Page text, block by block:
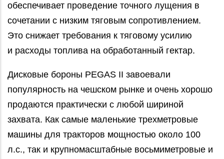
обеспечивает проведение точного лущения в
сочетании с низким тяговым сопротивлением.
Это снижает требования к тяговому усилию
и расходы топлива на обработанный гектар.
Дисковые бороны PEGAS II завоевали
популярность на чешском рынке и очень хорошо
продаются практически с любой шириной
захвата. Как самые маленькие трехметровые
машины для тракторов мощностью около 100
л.с., так и крупномасштабные восьмиметровые и